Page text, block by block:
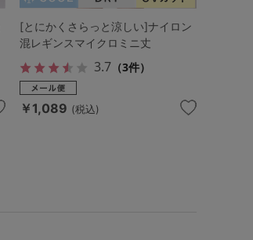
[とにかくさらっと涼しい]ナイロン
混レギンスマイクロミニ丈
3.7 （3件）
￥1,089 (税込)